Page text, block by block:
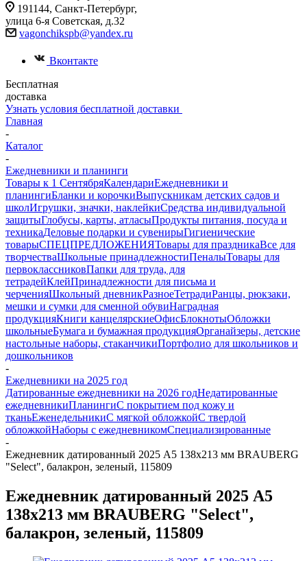
191144, Санкт-Петербург,
улица 6-я Советская, д.32
vagonchikspb@yandex.ru
Вконтакте
Бесплатная
доставка
Узнать условия бесплатной доставки
Главная
-
Каталог
-
Ежедневники и планинги
Товары к 1 СентябряКалендариЕжедневники и
планингиБланки и корочкиВыпускникам детских садов и
школИгрушки, значки, наклейкиСредства индивидуальной
защитыГлобусы, карты, атласыПродукты питания, посуда и
техникаДеловые подарки и сувенирыГигиенические
товарыСПЕЦПРЕДЛОЖЕНИЯТовары для праздникаВсе для
творчестваШкольные принадлежностиПеналыТовары для
первоклассниковПапки для труда, для
тетрадейКлейПринадлежности для письма и
черченияШкольный дневникРазноеТетрадиРанцы, рюкзаки,
мешки и сумки для сменной обувиНаградная
продукцияКниги канцелярскиеОфисБлокнотыОбложки
школьныеБумага и бумажная продукцияОрганайзеры, детские
настольные наборы, стаканчикиПортфолио для школьников и
дошкольников
-
Ежедневники на 2025 год
Датированные ежедневники на 2026 годНедатированные
ежедневникиПланингиС покрытием под кожу и
тканьЕженедельникиС мягкой обложкойС твердой
обложкойНаборы с ежедневникомСпециализированные
-
Ежедневник датированный 2025 А5 138x213 мм BRAUBERG
"Select", балакрон, зеленый, 115809
Ежедневник датированный 2025 А5
138x213 мм BRAUBERG "Select",
балакрон, зеленый, 115809